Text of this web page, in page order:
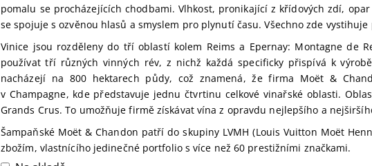
pomalu se procházejících chodbami. Vlhkost, pronikající z křídových zdí,
se spojuje s ozvěnou hlasů a smyslem pro plynutí času. Všechno zde
Vinice jsou rozděleny do tří oblastí kolem Reims a Epernay: Montagne de
používat tří různých vinných rév, z nichž každá specificky přispívá k
nacházejí na 800 hektarech půdy, což znamená, že firma Moët &
v Champagne, kde představuje jednu čtvrtinu celkové vinařské oblasti.
Grands Crus. To umožňuje firmě získávat vína z opravdu nejlepšího a
Šampaňské Moët & Chandon patří do skupiny LVMH (Louis Vuitton Moët
zbožím, vlastnícího jedinečné portfolio s více než 60 prestižními značkami.